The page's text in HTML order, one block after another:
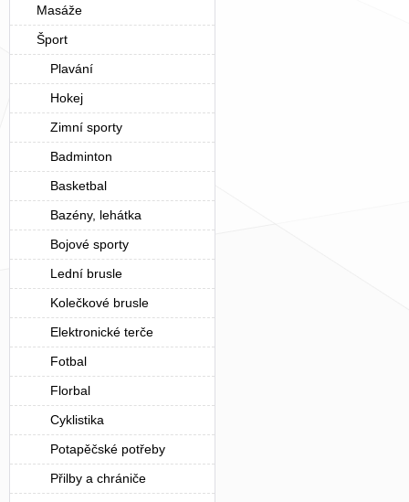
Masáže
Šport
Plavání
Hokej
Zimní sporty
Badminton
Basketbal
Bazény, lehátka
Bojové sporty
Lední brusle
Kolečkové brusle
Elektronické terče
Fotbal
Florbal
Cyklistika
Potapěčské potřeby
Přilby a chrániče